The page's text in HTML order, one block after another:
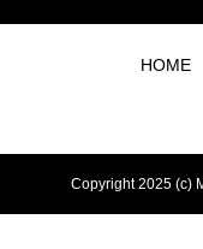
HOME
Copyright 2025 (c)